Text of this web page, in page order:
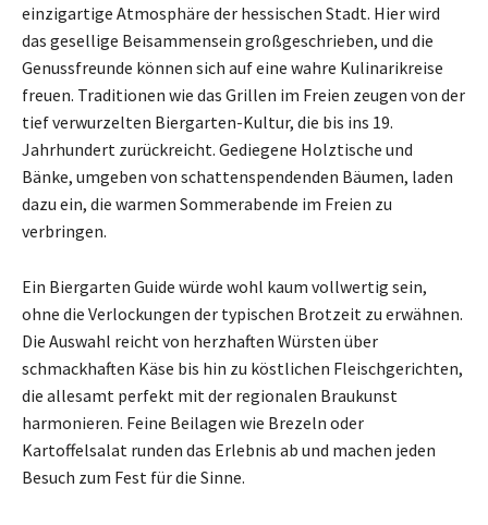
einzigartige Atmosphäre der hessischen Stadt. Hier wird
das gesellige Beisammensein großgeschrieben, und die
Genussfreunde können sich auf eine wahre Kulinarikreise
freuen. Traditionen wie das Grillen im Freien zeugen von der
tief verwurzelten Biergarten-Kultur, die bis ins 19.
Jahrhundert zurückreicht. Gediegene Holztische und
Bänke, umgeben von schattenspendenden Bäumen, laden
dazu ein, die warmen Sommerabende im Freien zu
verbringen.
Ein Biergarten Guide würde wohl kaum vollwertig sein,
ohne die Verlockungen der typischen Brotzeit zu erwähnen.
Die Auswahl reicht von herzhaften Würsten über
schmackhaften Käse bis hin zu köstlichen Fleischgerichten,
die allesamt perfekt mit der regionalen Braukunst
harmonieren. Feine Beilagen wie Brezeln oder
Kartoffelsalat runden das Erlebnis ab und machen jeden
Besuch zum Fest für die Sinne.